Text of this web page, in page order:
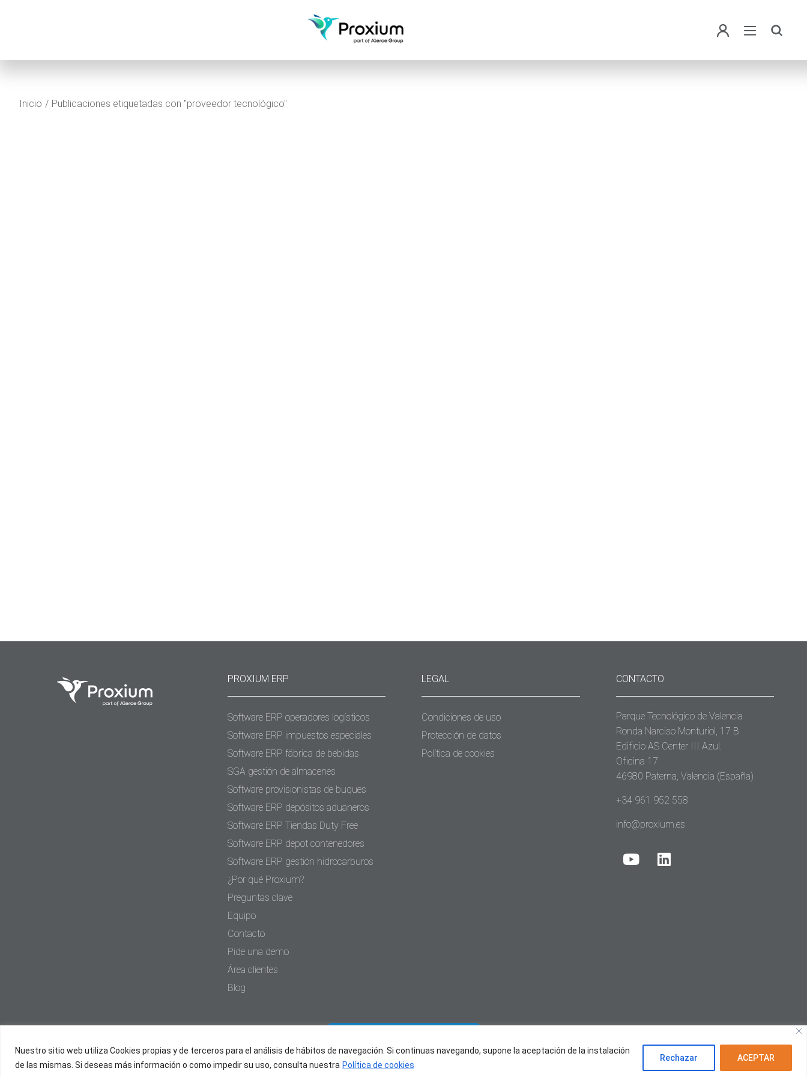
Nuestro sitio web utiliza Cookies propias y de terceros para el análisis de hábitos de navegación. Si continuas navegando, supone la aceptación de la instalación
de las mismas. Si deseas más información o como impedir su uso, consulta nuestra Política de cookies
Rechazar ACEPTAR
Estás aquí:
Inicio Publicaciones etiquetadas con "proveedor tecnológico"
PROXIUM ERP
Software ERP operadores logísticos
Software ERP impuestos especiales
Software ERP fábrica de bebidas
SGA gestión de almacenes
Software provisionistas de buques
Software ERP depósitos aduaneros
Software ERP Tiendas Duty Free
Software ERP depot contenedores
Software ERP gestión hidrocarburos
¿Por qué Proxium?
Preguntas clave
Equipo
Contacto
Pide una demo
Área clientes
Blog
LEGAL
Condiciones de uso
Protección de datos
Política de cookies
CONTACTO
Parque Tecnológico de Valencia
Ronda Narciso Monturiol, 17 B
Edificio AS Center III Azul.
Oficina 17
46980 Paterna, Valencia (España)
+34 961 952 558
info@proxium.es
PIDE UNA DEMO